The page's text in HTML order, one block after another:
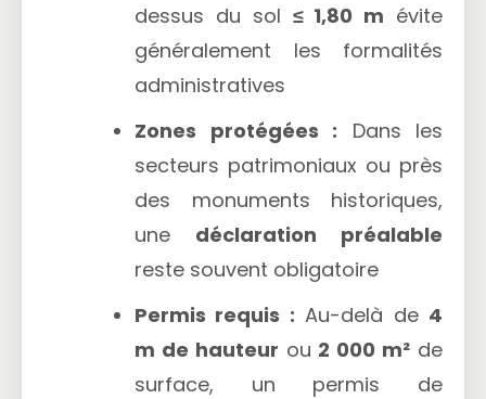
dessus du sol ≤ 1,80 m évite
généralement les formalités
administratives
Zones protégées : Dans les
secteurs patrimoniaux ou près
des monuments historiques,
une déclaration préalable
reste souvent obligatoire
Permis requis : Au-delà de 4
m de hauteur ou 2 000 m² de
surface, un permis de